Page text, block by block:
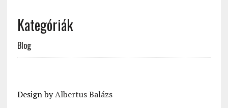
Kategóriák
Blog
Design byAlbertus Balázs